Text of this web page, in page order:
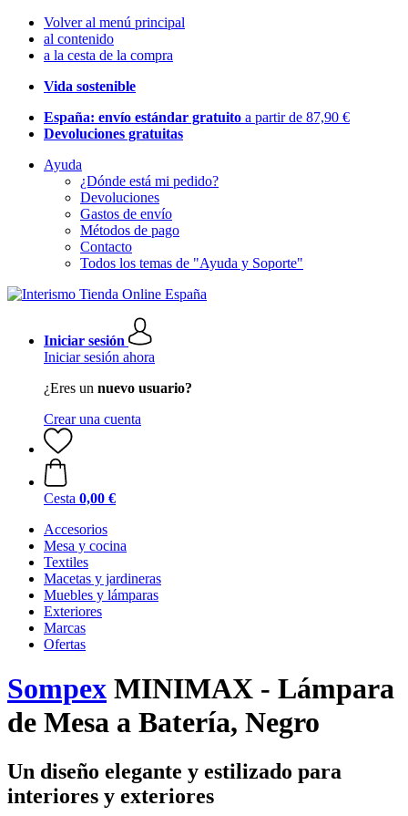
Volver al menú principal
al contenido
a la cesta de la compra
Vida sostenible
España: envío estándar gratuito a partir de 87,90 €
Devoluciones gratuitas
Ayuda
¿Dónde está mi pedido?
Devoluciones
Gastos de envío
Métodos de pago
Contacto
Todos los temas de "Ayuda y Soporte"
Iniciar sesión
Iniciar sesión ahora
¿Eres un nuevo usuario?
Crear una cuenta
Cesta 0,00 €
Accesorios
Mesa y cocina
Textiles
Macetas y jardineras
Muebles y lámparas
Exteriores
Marcas
Ofertas
Sompex MINIMAX - Lámpara
de Mesa a Batería, Negro
Un diseño elegante y estilizado para
interiores y exteriores